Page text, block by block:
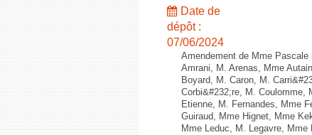
Date de
dépôt :
07/06/2024
Amendement de Mme
Amrani, M. Arenas, Mme
Boyard, M. Caron, M.
Corbi&#232;re, M. Coulomme,
Etienne, M. Fernandes, Mme
Guiraud, Mme Hignet, Mme
Mme Leduc, M. Legavre,